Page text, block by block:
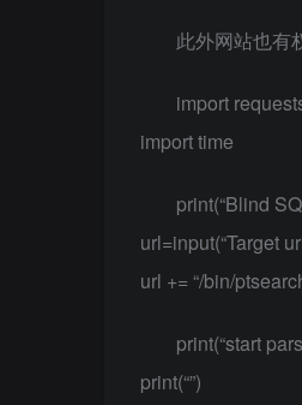
此外网站也有
import
import time
print(“Blind
url=input(“Target
url += “/bin/
print(“start
print(“”)